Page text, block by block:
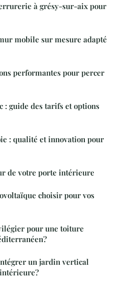
à grésy-sur-aix pour
mobile sur mesure adapté
performantes pour percer
: guide des tarifs et options
: qualité et innovation pour
de votre porte intérieure
choisir pour vos
pour une toiture
un jardin vertical